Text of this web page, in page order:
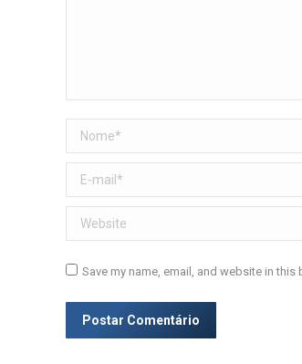
Nome *
E-mail *
Website
Save my name, email, and website in
Postar Comentário